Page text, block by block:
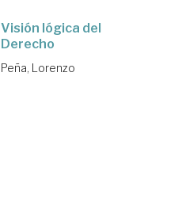
Visión lógica del
Derecho
Peña, Lorenzo